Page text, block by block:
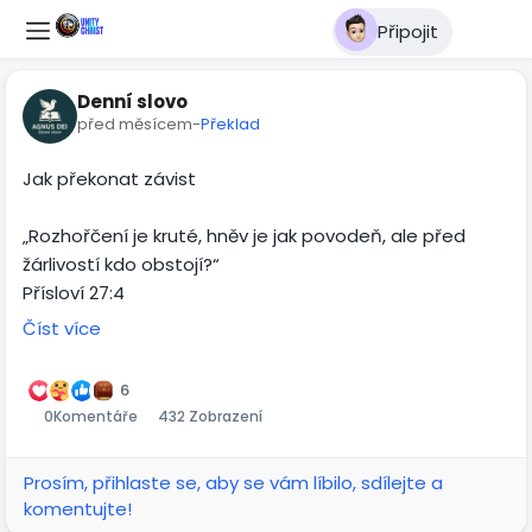
Připojit
Denní slovo
před měsícem-Překlad
Jak překonat závist
„Rozhořčení je kruté, hněv je jak povodeň, ale před
žárlivostí kdo obstojí?“
Přísloví 27:4
protože si ji nechceme přiznat. Ale když ji necháme
růst, začne nás ničit zevnitř — bere nám radost, pokoj i
Závist říká: „Chci to, co máš ty.“ Ale víra říká: „Bože,
věřím, že máš dobrý plán i pro mě.“ Nemusíš žít ve
Číst více
6
0Komentáře 432 Zobrazení
Prosím, přihlaste se, aby se vám líbilo, sdílejte a
komentujte!